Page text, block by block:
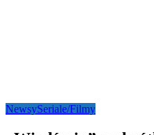
NewsySeriale/Filmy